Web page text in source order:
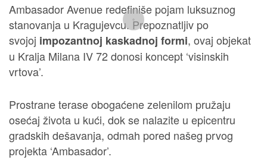
Ambasador Avenue redefiniše pojam luksuznog
stanovanja u Kragujevcu. Prepoznatljiv po
svojoj impozantnoj kaskadnoj formi, ovaj objekat
u Kralja Milana IV 72 donosi koncept ‘visinskih
vrtova’.
Prostrane terase obogaćene zelenilom pružaju
osećaj života u kući, dok se nalazite u epicentru
gradskih dešavanja, odmah pored našeg prvog
projekta ‘Ambasador’.